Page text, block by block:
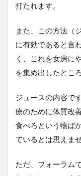
打たれます。
また、この方法（
に有効であると言
く、これを女房に
を集め出したとこ
ジュースの内容で
療のために体質改
食べろという物ば
ているとは思えませ
ただ、フォーラム